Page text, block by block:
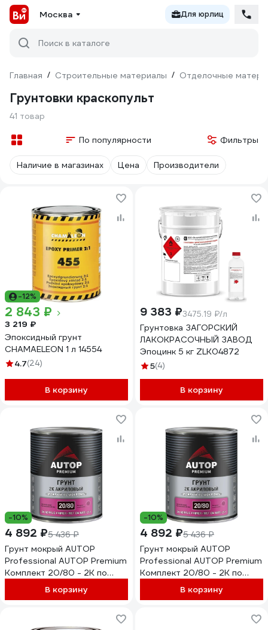
Москва Для юрлиц
Поиск в каталоге
Главная / Строительные материалы / Отделочные
Грунтовки краскопульт
41 товар
По популярности Фильтры
Наличие в магазинах Цена Производители
-12%
2 843 ₽
3 219 ₽
Эпоксидный грунт
CHAMAELEON 1 л 14554
4.7(24)
В корзину
9 383 ₽3475.19 ₽/л
Грунтовка ЗАГОРСКИЙ
ЛАКОКРАСОЧНЫЙ ЗАВОД
Эпоцинк 5 кг ZLK04872
5(4)
В корзину
-10%
4 892 ₽5 436 ₽
Грунт мокрый AUTOP
Professional AUTOP Premium
Комплект 20/80 - 2K по
мокрому+отв.-белый-Банка,
1,0л+0,5л ATP-PR20/80-
В корзину
-10%
4 892 ₽5 436 ₽
Грунт мокрый AUTOP
Professional AUTOP Premium
Комплект 20/80 - 2K по
мокрому+отв.-серый-Банка,
1,0л+0,5л ATP-PR20/80-
В корзину